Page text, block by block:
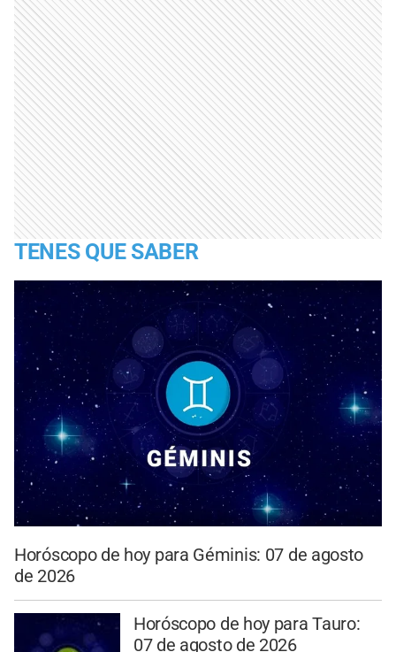
TENES QUE SABER
Horóscopo de hoy para Géminis: 07 de agosto
de 2026
Horóscopo de hoy para Tauro:
07 de agosto de 2026